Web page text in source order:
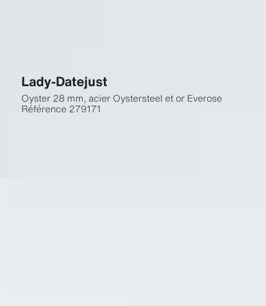
Lady-Datejust
Oyster 28 mm, acier Oystersteel et or Everose
Référence 279171